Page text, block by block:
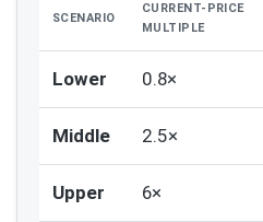
SCENARIO
CURRENT-PRICE
MULTIPLE
Lower 0.8×
Middle 2.5×
Upper 6×